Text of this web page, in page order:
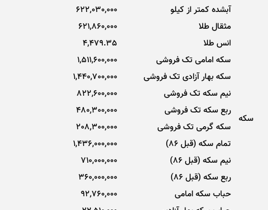
آبشده کمتر از کیلو
622,030,000
مثقال طلا
621,860,000
انس طلا
4,479.35
سکه
سکه امامی تک فروشی
1,511,600,000
سکه بهار آزادی تک فروشی
1,440,700,000
نیم سکه تک فروشی
822,600,000
ربع سکه تک فروشی
480,300,000
سکه گرمی تک فروشی
208,300,000
تمام سکه (قبل 86)
1,436,000,000
نیم سکه (قبل 86)
710,000,000
ربع سکه (قبل 86)
360,000,000
حباب سکه امامی
92,760,000